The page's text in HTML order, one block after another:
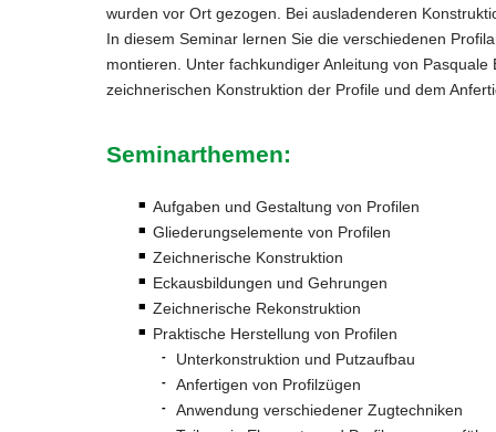
wurden vor Ort gezogen. Bei ausladenderen
In diesem Seminar lernen Sie die verschiedenen
montieren. Unter fachkundiger Anleitung von
zeichnerischen Konstruktion der Profile und dem
Seminarthemen:
Aufgaben und Gestaltung von Profilen
Gliederungselemente von Profilen
Zeichnerische Konstruktion
Eckausbildungen und Gehrungen
Zeichnerische Rekonstruktion
Praktische Herstellung von Profilen
Unterkonstruktion und Putzaufbau
Anfertigen von Profilzügen
Anwendung verschiedener Zugtechniken